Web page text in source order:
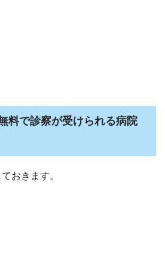
料で診察が受けられる病院
おきます。